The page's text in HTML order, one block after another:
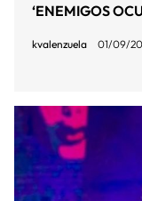
‘ENEMIGOS
kvalenzuela 01/09/